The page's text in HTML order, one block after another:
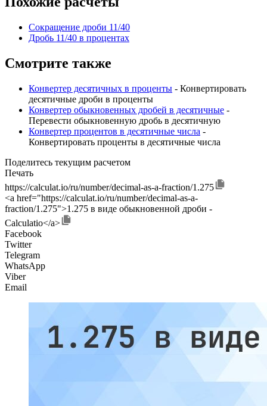
Сокращение дроби 11/40
Дробь 11/40 в процентах
Смотрите также
Конвертер десятичных в проценты - Конвертировать
десятичные дроби в проценты
Конвертер обыкновенных дробей в десятичные -
Перевести обыкновенную дробь в десятичную
Конвертер процентов в десятичные числа -
Конвертировать проценты в десятичные числа
Поделитесь текущим расчетом
Печать
https://calculat.io/ru/number/decimal-as-a-fraction/1.275
<a href="https://calculat.io/ru/number/decimal-as-a-
fraction/1.275">1.275 в виде обыкновенной дроби -
Calculatio</a>
Facebook
Twitter
Telegram
WhatsApp
Viber
Email